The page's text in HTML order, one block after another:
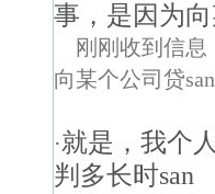
事，是因为
刚刚收到信
向某个公司贷
·就是，我个
判多长时san